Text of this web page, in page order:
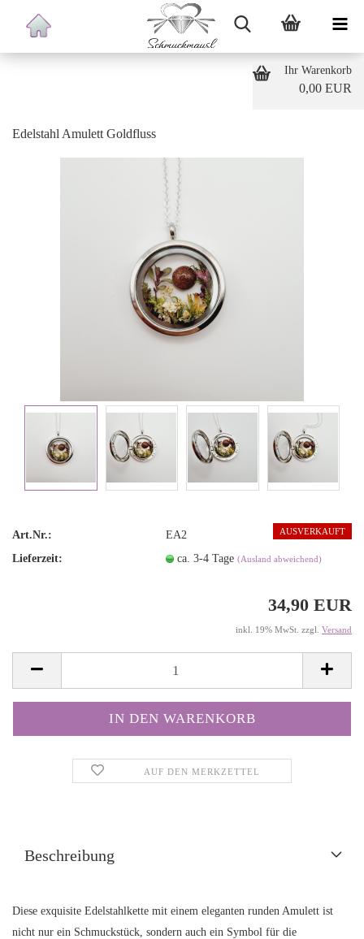
Ihr Warenkorb
0,00 EUR
Edelstahl Amulett Goldfluss
AUSVERKAUFT
Art.Nr.:
EA2
Lieferzeit:
ca. 3-4 Tage(Ausland abweichend)
34,90 EUR
inkl. 19% MwSt. zzgl. Versand
AUF DEN MERKZETTEL
Beschreibung
Diese exquisite Edelstahlkette mit einem eleganten runden Amulett ist
nicht nur ein Schmuckstück, sondern auch ein Symbol für die